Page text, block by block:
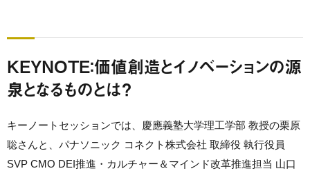
KEYNOTE：価値創造とイノベーションの源
泉となるものとは？
キーノートセッションでは、慶應義塾大学理工学部 教授の栗原
聡さんと、パナソニック コネクト株式会社 取締役 執行役員
SVP CMO DEI推進・カルチャー＆マインド改革推進担当 山口